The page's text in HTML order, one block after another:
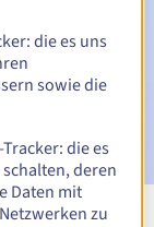
über die
die es uns
sowie die
die es
deren
Daten mit
zu